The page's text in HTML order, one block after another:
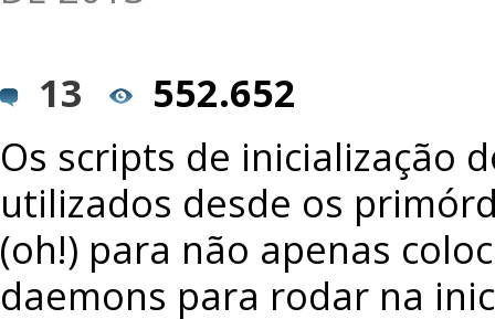
13
552.652
Os scripts de inicialização
utilizados desde os
(oh!) para não apenas
daemons para rodar na